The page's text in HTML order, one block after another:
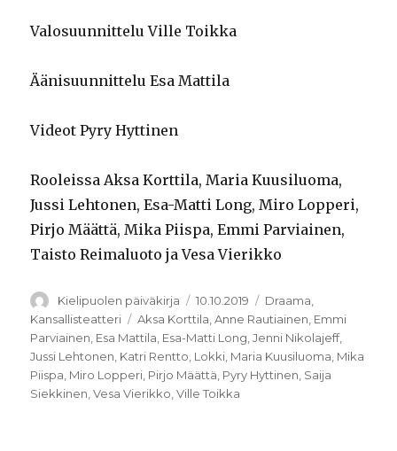
Valosuunnittelu Ville Toikka
Äänisuunnittelu Esa Mattila
Videot Pyry Hyttinen
Rooleissa Aksa Korttila, Maria Kuusiluoma,
Jussi Lehtonen, Esa-Matti Long, Miro Lopperi,
Pirjo Määttä, Mika Piispa, Emmi Parviainen,
Taisto Reimaluoto ja Vesa Vierikko
Kirjoittaja
Kielipuolen päiväkirja Julkaistu
10.10.2019 Kategoriat
Draama
Kansallisteatteri
Avainsanat
Aksa Korttila ,Anne Rautiainen Emmi
Parviainen Esa Mattila Esa-Matti Long ,Jenni Nikolajeff,
Jussi Lehtonen Katri Rentto Lokki Maria Kuusiluoma Mika
Piispa Miro Lopperi Pirjo Määttä Pyry Hyttinen Saija
Siekkinen ,Vesa Vierikko ,Ville Toikka